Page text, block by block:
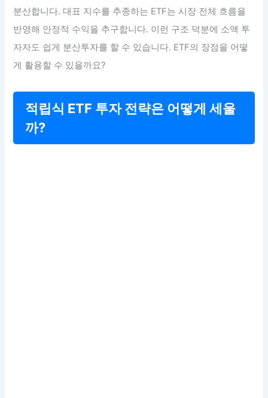
분산합니다. 대표 지수를 추종하는 ETF는 시장 전체 흐름을
반영해 안정적 수익을 추구합니다. 이런 구조 덕분에 소액 투
자자도 쉽게 분산투자를 할 수 있습니다. ETF의 장점을 어떻
게 활용할 수 있을까요?
적립식 ETF 투자 전략은 어떻게 세울
까?